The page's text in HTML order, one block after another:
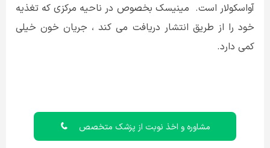
آواسکولار است. مینیسک بخصوص در ناحیه مرکزی که تغذیه
خود را از طریق انتشار دریافت می کند ، جریان خون خیلی
کمی دارد.
مشاوره و اخذ نوبت از پزشک متخصص